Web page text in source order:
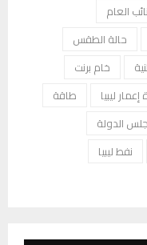
العام
حالة الطقس
خام برنت
ليبيا
طاقة
الدولة
نفط ليبيا